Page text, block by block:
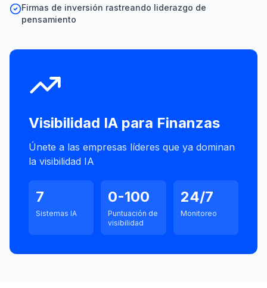
Firmas de inversión rastreando liderazgo de
pensamiento
Visibilidad IA para Finanzas
Únete a las empresas líderes que ya dominan
la visibilidad IA
7
Sistemas IA
0-100
Puntuación de
visibilidad
24/7
Monitoreo